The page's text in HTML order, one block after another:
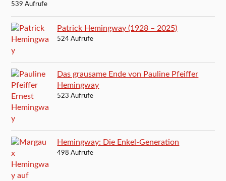
539 Aufrufe
Patrick Hemingway (1928 – 2025)
524 Aufrufe
Das grausame Ende von Pauline Pfeiffer
Hemingway
523 Aufrufe
Hemingway: Die Enkel-Generation
498 Aufrufe